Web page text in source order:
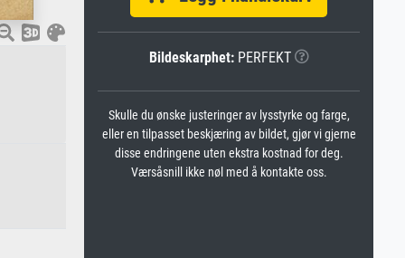
Bildeskarphet:PERFEKT
Skulle du ønske justeringer av lysstyrke og farge,
eller en tilpasset beskjæring av bildet, gjør vi gjerne
disse endringene uten ekstra kostnad for deg.
Værsåsnill ikke nøl med å kontakte oss.